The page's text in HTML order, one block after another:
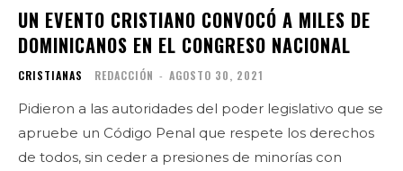
UN EVENTO CRISTIANO CONVOCÓ A MILES DE
DOMINICANOS EN EL CONGRESO NACIONAL
CRISTIANAS REDACCIÓN - AGOSTO 30, 2021
Pidieron a las autoridades del poder legislativo que se
apruebe un Código Penal que respete los derechos
de todos, sin ceder a presiones de minorías con